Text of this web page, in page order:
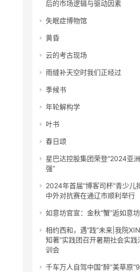
后的市场逻辑与驱动因素
失眠症博物馆
黄昏
云的考古现场
雨缝补天空时我们正经过
季候书
年轮解构学
叶书
春日颂
星巴达控股集团荣登“2024亚
强”
2024年首届“博客司杯”青少儿
中外对抗赛在通辽市顺利举行
如意坊官宣：金秋“蟹”逅如意坊
相约西和，遇“践”未来|我院
知著”实践团召开暑期社会实践
训会
千车万人自驾中国“醉”美草原